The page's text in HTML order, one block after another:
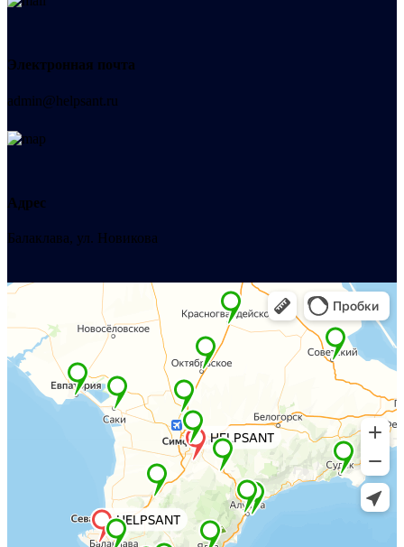
Электронная почта
admin@helpsant.ru
Адрес
Балаклава, ул. Новикова